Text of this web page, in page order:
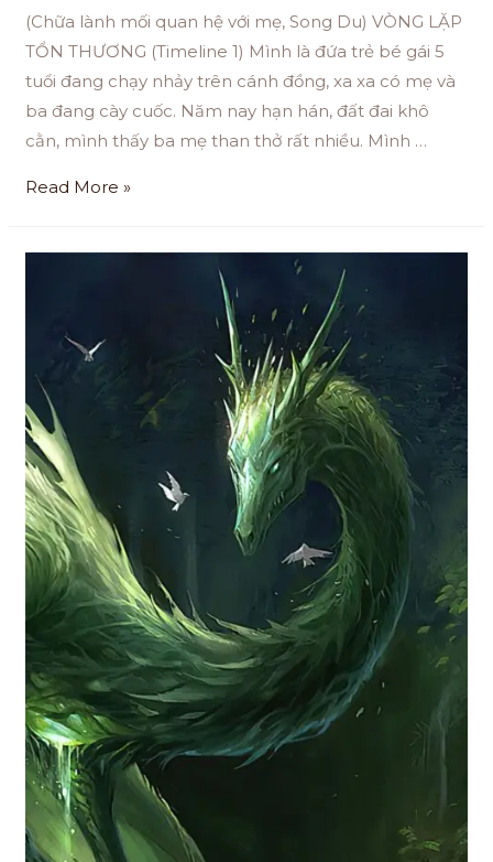
(Chữa lành mối quan hệ với mẹ, Song Du) VÒNG LẶP
TỔN THƯƠNG (Timeline 1) Mình là đứa trẻ bé gái 5
tuổi đang chạy nhảy trên cánh đồng, xa xa có mẹ và
ba đang cày cuốc. Năm nay hạn hán, đất đai khô
cằn, mình thấy ba mẹ than thở rất nhiều. Mình …
Read More »